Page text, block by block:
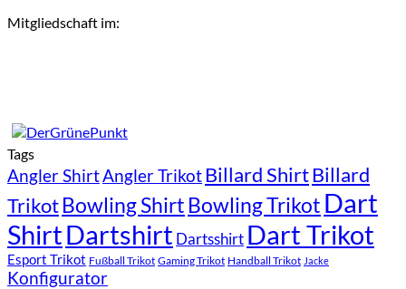
Mitgliedschaft im:
Tags
Angler ShirtAngler TrikotBillard ShirtBillard
TrikotBowling Shirt Bowling Trikot Dart
ShirtDartshirt Dartsshirt Dart Trikot
Esport Trikot Fußball Trikot Gaming Trikot Handball Trikot Jacke
Konfigurator